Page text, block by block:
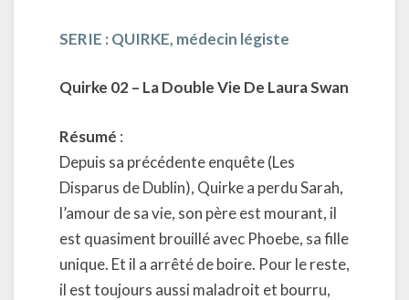
SERIE : QUIRKE, médecin légiste
Quirke 02 – La Double Vie De Laura Swan
Résumé :
Depuis sa précédente enquête (Les
Disparus de Dublin), Quirke a perdu Sarah,
l’amour de sa vie, son père est mourant, il
est quasiment brouillé avec Phoebe, sa fille
unique. Et il a arrêté de boire. Pour le reste,
il est toujours aussi maladroit et bourru,